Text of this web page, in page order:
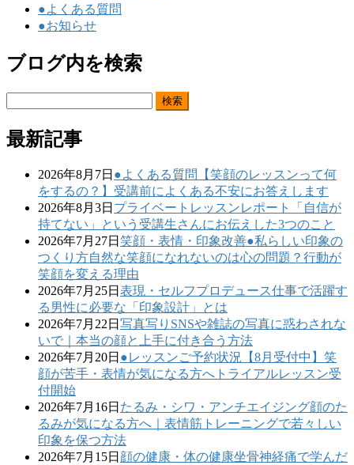
●よくある質問
●お知らせ
ブログ内を検索
最新記事
2026年8月7日 ●よくある質問
【笑顔のレッスンって何
をするの？】受講前によくある不安にお答えします
2026年8月3日 プライベートレッスンレポート
「自信が
持てない」という受講生さんにお伝えした3つのこと
2026年7月27日 笑顔・表情・印象改善●私らしい印象の
つくり方自然な笑顔になれないのは心の問題？行動が
笑顔を変える理由
2026年7月25日 表現・セルフプロデュース仕事で活躍す
る男性に必要な「印象設計」とは
2026年7月22日 写真写り SNSや雑誌の写真に惑わされな
いで｜本当の顔と上手に付き合う方法
2026年7月20日 ●レッスンご予約状況 【8月受付中】笑
顔が苦手・表情が気になる方へトライアルレッスン受
付開始
2026年7月16日 たるみ・シワ・アンチエイジング顔のた
るみが気になる方へ｜表情筋トレーニングで若々しい
印象を保つ方法
2026年7月15日 顔の健康・体の健康坐骨神経痛で学んだ